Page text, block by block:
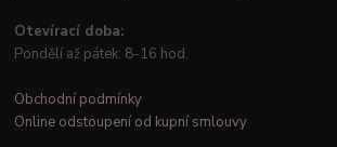
Otevírací doba:
Pondělí až pátek: 8-16 hod.
Obchodní podmínky
Online odstoupení od kupní smlouvy